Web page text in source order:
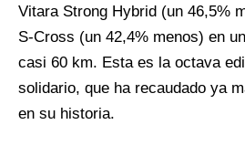
Vitara Strong Hybrid (un 46,5%
S-Cross (un 42,4% menos) en
casi 60 km. Esta es la octava
solidario, que ha recaudado ya
en su historia.